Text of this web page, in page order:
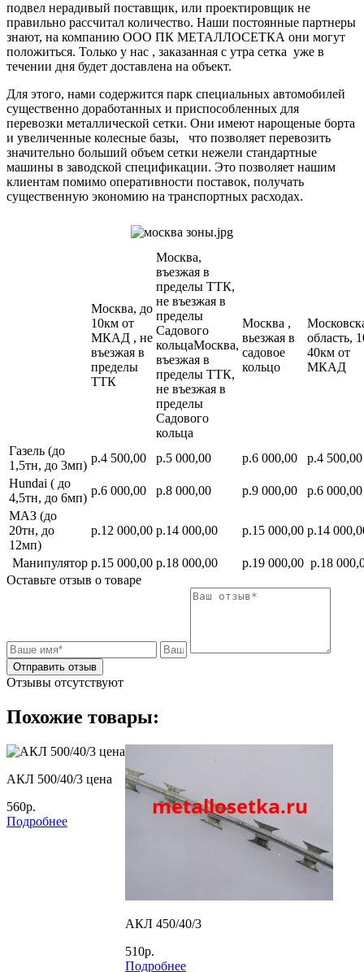
подвел нерадивый поставщик, или проектировщик не
правильно рассчитал количество. Наши постоянные партнеры
знают, на компанию ООО ПК МЕТАЛЛОСЕТКА они могут
положиться. Только у нас , заказанная с утра сетка уже в
течении дня будет доставлена на объект.
Для этого, нами содержится парк специальных автомобилей
существенно доработанных и приспособленных для
перевозки металлической сетки. Они имеют нарощеные борта
и увеличенные колесные базы, что позволяет перевозить
значительно больший объем сетки нежели стандартные
машины в заводской спецификации. Это позволяет нашим
клиентам помимо оперативности поставок, получать
существенную экономию на транспортных расходах.
Москва, до
10км от
МКАД , не
въезжая в
пределы
ТТК
Москва,
въезжая в
пределы ТТК,
не въезжая в
пределы
Садового
кольцаМосква,
въезжая в
пределы ТТК,
не въезжая в
пределы
Садового
кольца
Москва ,
вьезжая в
садовое
кольцо
область,
40км от
МКАД
Газель (до
1,5тн, до 3мп)
р.4 500,00 р.5 000,00 р.6 000,00
р.4 500,00
Hundai ( до
4,5тн, до 6мп)
р.6 000,00 р.8 000,00 р.9 000,00
р.6 000,00
МАЗ (до
20тн, до
12мп)
р.12 000,00 р.14 000,00 р.15 000,00 р.14
Манипулятор р.15 000,00 р.18 000,00 р.19 000,00 р.18
Оставьте отзыв о товаре
Отправить отзыв
Отзывы отсутствуют
Похожие товары:
АКЛ 500/40/3 цена
560р.
Подробнее
АКЛ 450/40/3
510р.
Подробнее